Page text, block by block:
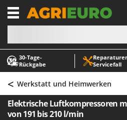
30‑Tage-
Rückgabe
Servicefall
-1
A
Abbeermaschinen -
Abfüllgeräte
Akku Gartenscheren
Akku Gras- und
A
ABAC
AgriEuro Premium
AgriEuro TOP-LINE
AGT
< Werkstatt und Heimwerken
Elektrische Luftkompressoren
von 191 bis 210 l/min